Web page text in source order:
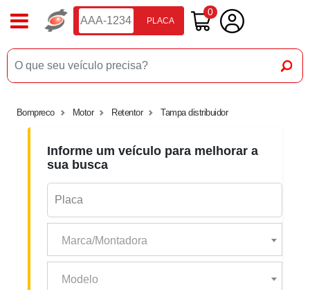
PLACA
0
Bompreco Motor Retentor Tampa distribuidor
Informe um veículo para melhorar a
sua busca
Marca/Montadora
Modelo